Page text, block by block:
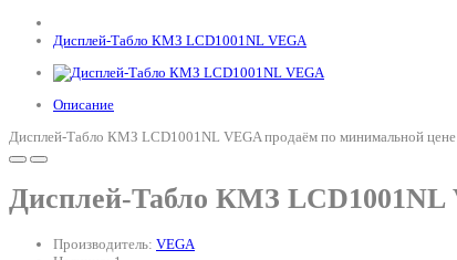
Дисплей-Табло КМЗ LCD1001NL VEGA
Описание
Дисплей-Табло КМЗ LCD1001NL VEGA продаём по минимальной цене
Дисплей-Табло КМЗ LCD1001NL
Производитель: VEGA